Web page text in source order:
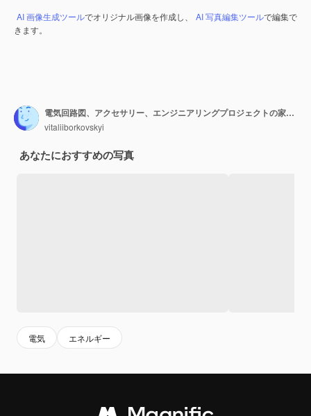
AI 画像生成ツールでオリジナル画像を作成し、 AI 写真編集ツールで編集で
きます。
電気回路図、アクセサリー、エンジニアリングプロジェクトの家のコンセプトを構築する金属ペンチ
vitaliiborkovskyi
あなたにおすすめの写真
電気 エネルギー